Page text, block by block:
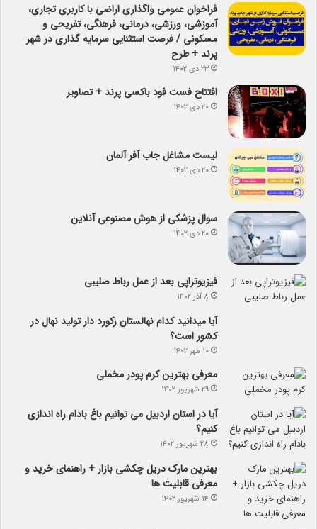
فراخوان عمومی واگذاری اراضی با کاربری تجاری،
آموزشی، ورزشی، درمانی، فرهنگی، تفریحی و
مسکونی / فرصت استثنایی سرمایه گذاری در شهر
پرند + طرح
۲۳ دی ۱۴۰۲
افتتاح فست فود باکسی پرند + تصاویر
۲۰ دی ۱۴۰۲
لیست مشاغل جاب آفر آلمان
۲۰ دی ۱۴۰۲
سوال پزشکی از هوش مصنوعی آنلاین
۲۰ دی ۱۴۰۲
فیزیوتراپی بعد از عمل رباط صلیبی
۸ آذر ۱۴۰۲
آیا می­دانید کدام نهالستان رکورد دار تولید نهال­ در
کشور است؟
۱۰ مهر ۱۴۰۲
معرفی بهترین کرم پودر مخملی
۲۹ شهریور ۱۴۰۲
آیا در استان اردبیل می توانیم باغ بادام راه اندازی
کنیم؟
۲۸ شهریور ۱۴۰۲
بهترین مارک دریل چکشی بازار + راهنمای خرید و
معرفی قابلیت ها
۱۴ شهریور ۱۴۰۲